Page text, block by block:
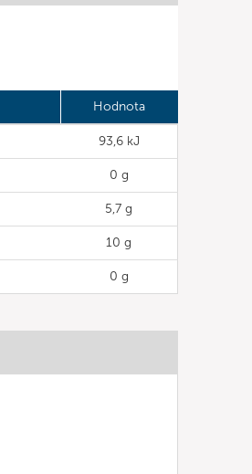
Hodnota
93,6 kJ
0 g
5,7 g
10 g
0 g